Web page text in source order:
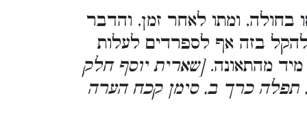
בחולה, ומתו לאחר זמן, והדבר
בזה אף לספרדים לעלות
מהתאונה. [שארית יוסף חלק
תפלה כרך ב, סימן קכח הערה